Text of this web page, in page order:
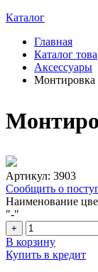
Каталог
Главная
Каталог
Аксессуары
Монтировка
Артикул: 3903
Сообщить о
Наименование
"-"
+
В корзину
Купить в кредит